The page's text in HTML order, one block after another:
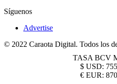
Síguenos
Advertise
© 2022 Caraota Digital. Todos los
TASA BCV
$ USD:
€ EUR: